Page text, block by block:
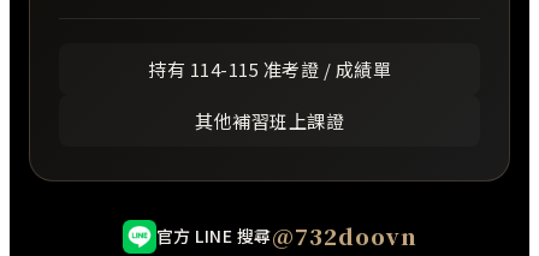
持有 114-115 准考證 / 成績單
其他補習班上課證
官方 LINE 搜尋@732doovn